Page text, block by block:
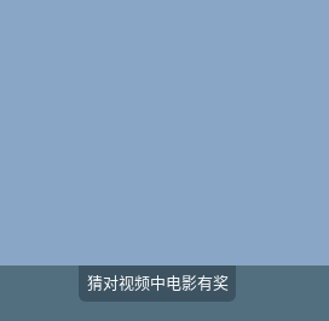
猜对视频中电影有奖